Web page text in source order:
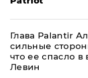
Глава Palantir
сильные
что ее спасло в
Левин